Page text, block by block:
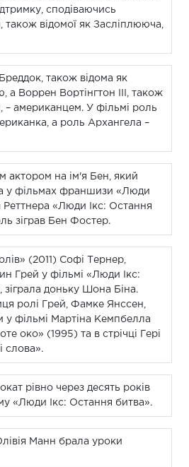
сподіваючись
також відомої як Засліплююча,
також відома як
а Воррен Вортінгтон III, також
– американцем. У фільмі роль
а роль Архангела –
актором на ім'я Бен, який
у фільмах франшизи «Люди
Реттнера «Люди Ікс: Остання
зіграв Бен Фостер.
(2011) Софі Тернер,
Грей у фільмі «Люди Ікс:
зіграла доньку Шона Біна.
ролі Грей, Фамке Янссен,
фільмі Мартіна Кемпбелла
око» (1995) та в стрічці Гері
слова».
рівно через десять років
«Люди Ікс: Остання битва».
Манн брала уроки